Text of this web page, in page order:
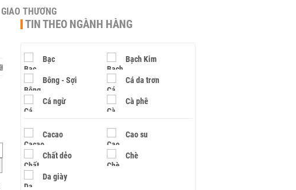
GIAO THƯƠNG
TIN THEO NGÀNH HÀNG
Bạc Bạch Kim
Bông - Sợi Cá da trơn
Cá ngừ Cà phê
Cacao Cao su
Chất dẻo Chè
Da giày